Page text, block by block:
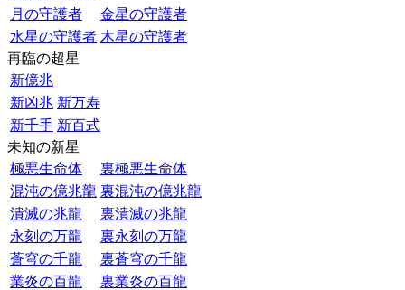
月の守護者
金星の守護者
水星の守護者 木星の守護者
再臨の超星
新億兆
新凶兆 新万寿
新千手 新百式
未知の新星
極悪生命体
裏極悪生命体
混沌の億兆龍 裏混沌の億兆龍
潰滅の兆龍
裏潰滅の兆龍
永刻の万龍
裏永刻の万龍
蒼穹の千龍
裏蒼穹の千龍
業炎の百龍
裏業炎の百龍